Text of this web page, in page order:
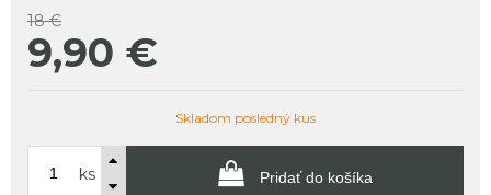
18 €
9,90 €
Skladom posledný kus
ks Pridať do košíka